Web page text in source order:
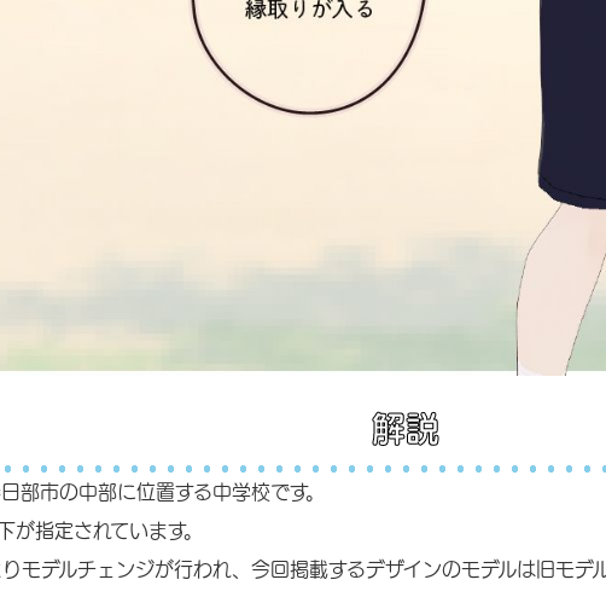
解説
部市の中部に位置する中学校です。
指定されています。
デルチェンジが行われ、今回掲載するデザインのモデルは旧モデル